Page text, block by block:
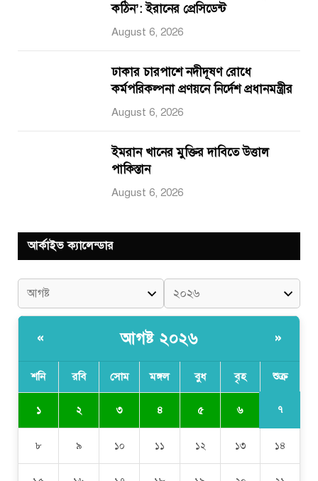
কঠিন’: ইরানের প্রেসিডেন্ট
August 6, 2026
ঢাকার চারপাশে নদীদূষণ রোধে
কর্মপরিকল্পনা প্রণয়নে নির্দেশ প্রধানমন্ত্রীর
August 6, 2026
ইমরান খানের মুক্তির দাবিতে উত্তাল
পাকিস্তান
August 6, 2026
আর্কাইভ ক্যালেন্ডার
« আগষ্ট ২০২৬ »
শনি রবি সোম মঙ্গল বুধ বৃহ শুক্র
১ ২ ৩ ৪ ৫ ৬ ৭
৮ ৯ ১০ ১১ ১২ ১৩ ১৪